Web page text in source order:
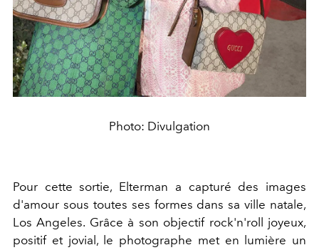
Photo: Divulgation
Pour cette sortie, Elterman a capturé des images
d'amour sous toutes ses formes dans sa ville natale,
Los Angeles. Grâce à son objectif rock'n'roll joyeux,
positif et jovial, le photographe met en lumière un